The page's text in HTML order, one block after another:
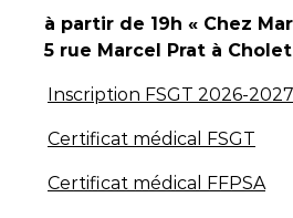
à partir de 19h « Chez
5 rue Marcel Prat à Cholet
Inscription FSGT 2026-2027
Certificat médical FSGT
Certificat médical FFPSA